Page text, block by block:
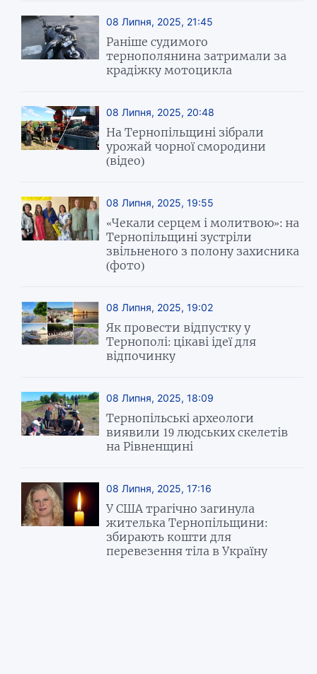
08 Липня, 2025, 21:45
Раніше судимого
тернополянина затримали за
крадіжку мотоцикла
08 Липня, 2025, 20:48
На Тернопільщині зібрали
урожай чорної смородини
(відео)
08 Липня, 2025, 19:55
«Чекали серцем і молитвою»: на
Тернопільщині зустріли
звільненого з полону захисника
(фото)
08 Липня, 2025, 19:02
Як провести відпустку у
Тернополі: цікаві ідеї для
відпочинку
08 Липня, 2025, 18:09
Тернопільські археологи
виявили 19 людських скелетів
на Рівненщині
08 Липня, 2025, 17:16
У США трагічно загинула
жителька Тернопільщини:
збирають кошти для
перевезення тіла в Україну